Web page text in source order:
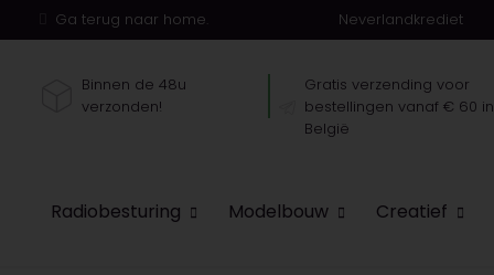
Ga terug naar home. Neverlandkrediet
Binnen de 48u
verzonden!
Gratis verzending voor
bestellingen vanaf € 60 in
België
Radiobesturing Modelbouw Creatief